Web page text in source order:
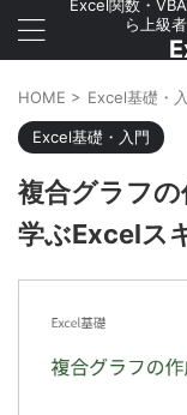
Excel関数・
ら上級
HOME > Excel基礎・
Excel基礎・入門
複合グラフ
学ぶExcelス